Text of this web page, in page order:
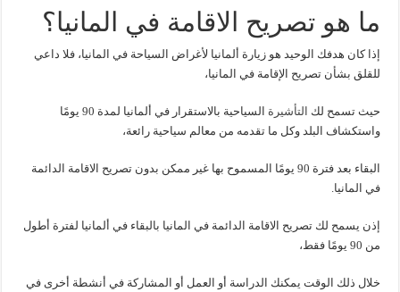
ما هو تصريح الاقامة في المانيا؟
إذا كان هدفك الوحيد هو زيارة ألمانيا لأغراض السياحة في المانيا، فلا داعي
للقلق بشأن تصريح الإقامة في المانيا،
حيث تسمح لك التأشيرة
السياحية بالاستقرار في ألمانيا لمدة 90 يومًا
واستكشاف البلد وكل ما تقدمه من معالم سياحية رائعة،
البقاء بعد فترة 90 يومًا المسموح بها غير ممكن بدون تصريح الاقامة الدائمة
في المانيا.
إذن يسمح لك تصريح الاقامة الدائمة في المانيا بالبقاء في ألمانيا لفترة أطول
من 90 يومًا فقط،
خلال ذلك الوقت يمكنك الدراسة أو العمل أو المشاركة في أنشطة أخرى في